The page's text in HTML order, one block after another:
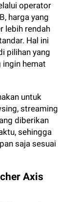
operator
harga yang
lebih rendah
Hal ini
pilihan yang
ingin hemat
untuk
streaming
diberikan
sehingga
saja sesuai
Axis